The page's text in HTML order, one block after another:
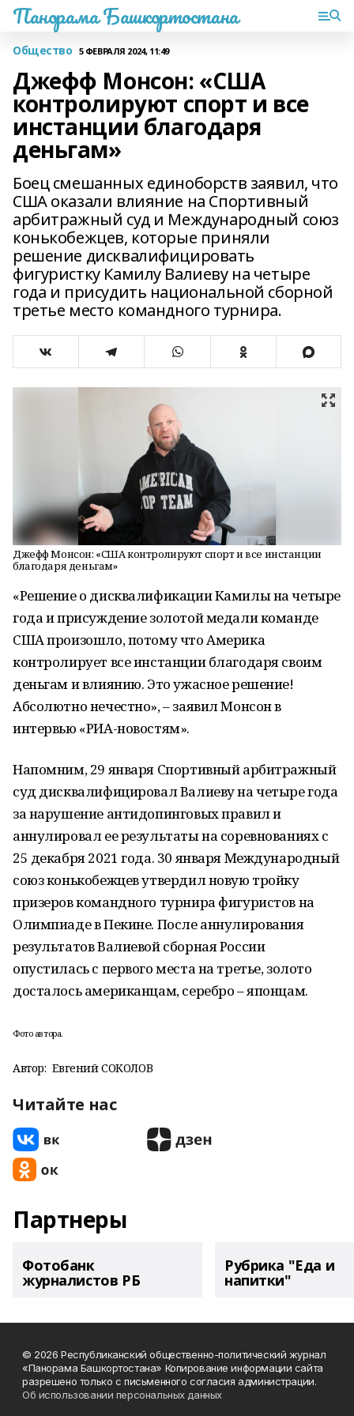
Панорама Башкортостана
Общество 5 ФЕВРАЛЯ 2024, 11:49
Джефф Монсон: «США
контролируют спорт и все
инстанции благодаря
деньгам»
Боец смешанных единоборств заявил, что
США оказали влияние на Спортивный
арбитражный суд и Международный союз
конькобежцев, которые приняли
решение дисквалифицировать
фигуристку Камилу Валиеву на четыре
года и присудить национальной сборной
третье место командного турнира.
Джефф Монсон: «США контролируют спорт и все инстанции
благодаря деньгам»
«Решение о дисквалификации Камилы на четыре
года и присуждение золотой медали команде
США произошло, потому что Америка
контролирует все инстанции благодаря своим
деньгам и влиянию. Это ужасное решение!
Абсолютно нечестно», – заявил Монсон в
интервью «РИА-новостям».
Напомним, 29 января Спортивный арбитражный
суд дисквалифицировал Валиеву на четыре года
за нарушение антидопинговых правил и
аннулировал ее результаты на соревнованиях с
25 декабря 2021 года. 30 января Международный
союз конькобежцев утвердил новую тройку
призеров командного турнира фигуристов на
Олимпиаде в Пекине. После аннулирования
результатов Валиевой сборная России
опустилась с первого места на третье, золото
досталось американцам, серебро – японцам.
Фото автора.
Автор: Евгений СОКОЛОВ
Читайте нас
Партнеры
Фотобанк
журналистов РБ
Рубрика "Еда и
напитки"
© 2026 Республиканский общественно-политический журнал
«Панорама Башкортостана» Копирование информации сайта
разрешено только с письменного согласия администрации.
Об использовании персональных данных